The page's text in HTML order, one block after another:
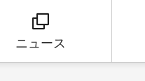
ニュース